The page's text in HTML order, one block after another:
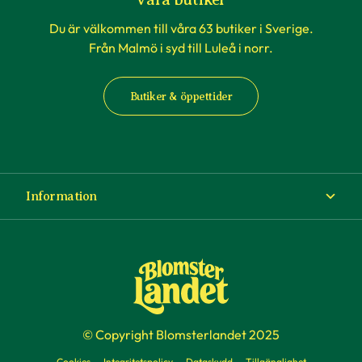
Du är välkommen till våra 63 butiker i Sverige.
Från Malmö i syd till Luleå i norr.
Butiker & öppettider
Information
Köp- och leveransvillkor
Företag
© Copyright Blomsterlandet 2025